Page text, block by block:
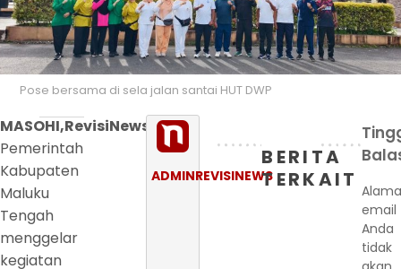
Pose bersama di sela jalan santai HUT DWP
MASOHI,RevisiNews.com-
Pemerintah
Kabupaten
Maluku
Tengah
menggelar
kegiatan
ADMINREVISINEWS
BERITA
TERKAIT
email
Anda
tidak